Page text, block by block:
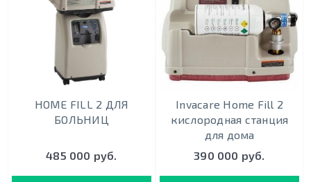
HOME FILL 2 ДЛЯ
БОЛЬНИЦ
485 000 руб.
Invacare Home Fill 2
кислородная станция
для дома
390 000 руб.